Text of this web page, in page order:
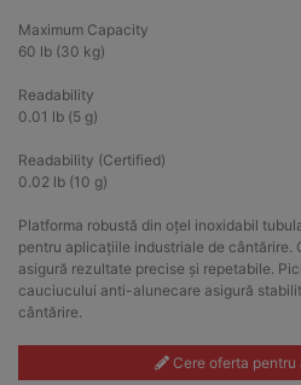
Maximum Capacity
60 lb (30 kg)
Readability
0.01 lb (5 g)
Readability (Certified)
0.02 lb (10 g)
Platforma robustă din oțel inoxidabil
pentru aplicațiile industriale de cântărire.
asigură rezultate precise și repetabile.
cauciucului anti-alunecare asigură
cântărire.
Cere oferta pentru